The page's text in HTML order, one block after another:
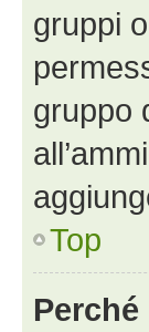
gruppi
gruppo
Top